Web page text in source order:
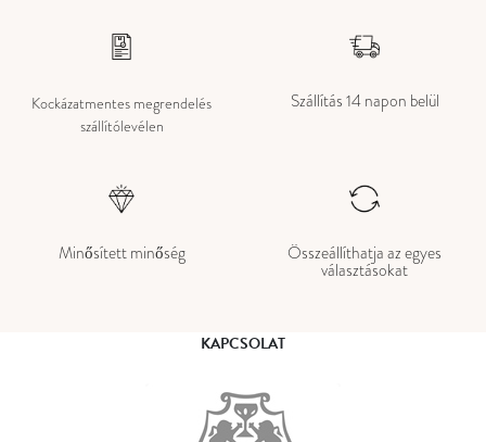
Kockázatmentes megrendelés
szállítólevélen
Szállítás 14 napon belül
Minősített minőség Összeállíthatja az egyes
választásokat
KAPCSOLAT